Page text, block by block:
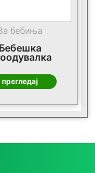
бебиња
Бебешка
прегледај